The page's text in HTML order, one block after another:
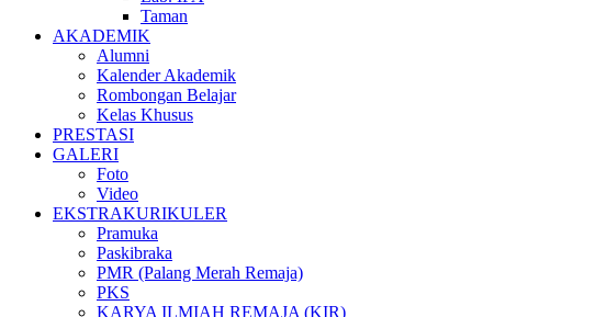
Taman
AKADEMIK
Alumni
Kalender Akademik
Rombongan Belajar
Kelas Khusus
PRESTASI
GALERI
Foto
Video
EKSTRAKURIKULER
Pramuka
Paskibraka
PMR (Palang Merah Remaja)
PKS
KARYA ILMIAH REMAJA (KIR)